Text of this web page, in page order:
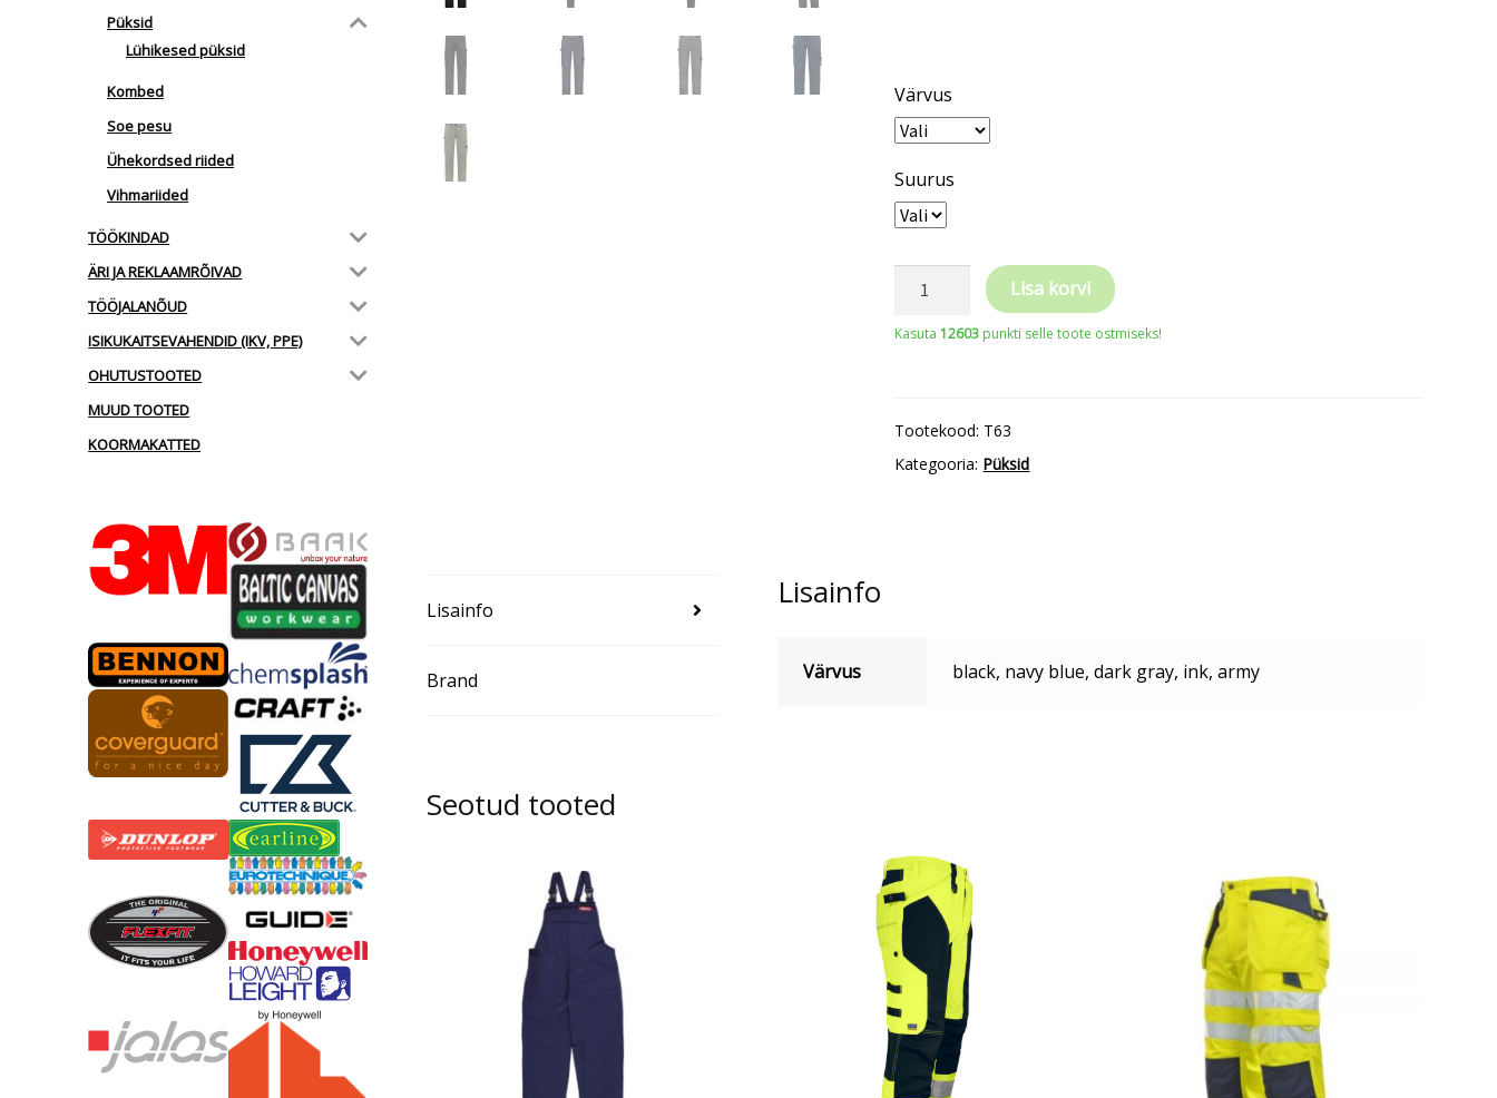
Värvus
Suurus
TRICORP
kogus
Lisa korvi
Kasuta12603 punkti selle toote ostmiseks!
Tootekood: T63
Kategooria: Püksid
Lisainfo
Brand
Lisainfo
Värvus black, navy blue, dark gray, ink, army
Seotud tooted
Püksid
Lühikesed püksid
Kombed
Soe pesu
Ühekordsed riided
Vihmariided
TÖÖKINDAD
ÄRI JA REKLAAMRÕIVAD
TÖÖJALANÕUD
ISIKUKAITSEVAHENDID (IKV, PPE)
OHUTUSTOOTED
MUUD TOOTED
KOORMAKATTED